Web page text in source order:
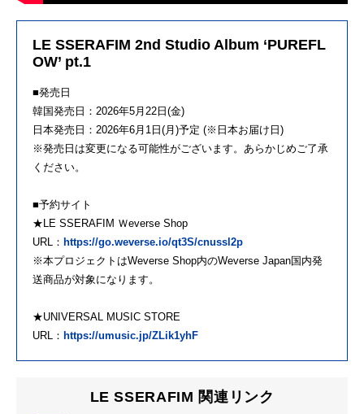
LE SSERAFIM 2nd Studio Album ‘PUREFL
OW’ pt.1
■発売日
韓国発売日：2026年5月22日(金)
日本発売日：2026年6月1日(月)予定 (※日本お届け日)
※発売日は変更になる可能性がございます。あらかじめご了承
ください。
■予約サイト
★LE SSERAFIM Ｗeverse Shop
URL： https://go.weverse.io/qt3S/cnussl2p
※本プロジェクトはWeverse Shop内のWeverse Japan国内発
送商品が対象になります。
★UNIVERSAL MUSIC STORE
URL： https://umusic.jp/ZLik1yhF
LE SSERAFIM 関連リンク